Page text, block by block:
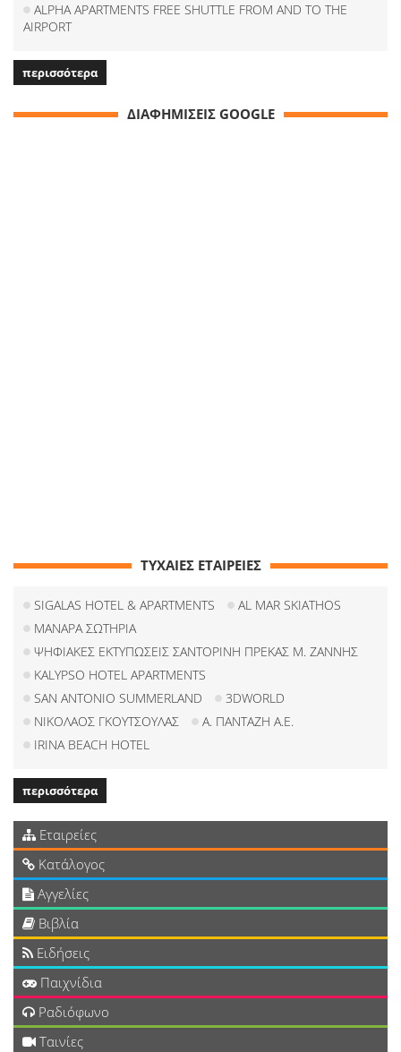
ALPHA APARTMENTS FREE SHUTTLE FROM AND TO THE
AIRPORT
περισσότερα
ΔΙΑΦΗΜΙΣΕΙΣ GOOGLE
ΤΥΧΑΙΕΣ ΕΤΑΙΡΕΙΕΣ
SIGALAS HOTEL & APARTMENTS
AL MAR SKIATHOS
ΜΑΝΑΡΑ ΣΩΤΗΡΙΑ
ΨΗΦΙΑΚΕΣ ΕΚΤΥΠΩΣΕΙΣ ΣΑΝΤΟΡΙΝΗ ΠΡΕΚΑΣ Μ. ΖΑΝΝΗΣ
KALYPSO HOTEL APARTMENTS
SAN ANTONIO SUMMERLAND
3DWORLD
ΝΙΚΟΛΑΟΣ ΓΚΟΥΤΣΟΥΛΑΣ
Α. ΠΑΝΤΑΖΗ Α.Ε.
IRINA BEACH HOTEL
περισσότερα
Εταιρείες
Κατάλογος
Αγγελίες
Βιβλία
Ειδήσεις
Παιχνίδια
Ραδιόφωνο
Ταινίες